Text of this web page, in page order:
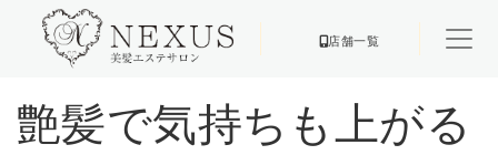
店舗一覧
艶髪で気持ちも上がる